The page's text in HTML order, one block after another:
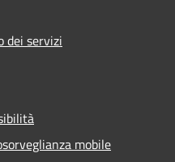
dei servizi
mobile